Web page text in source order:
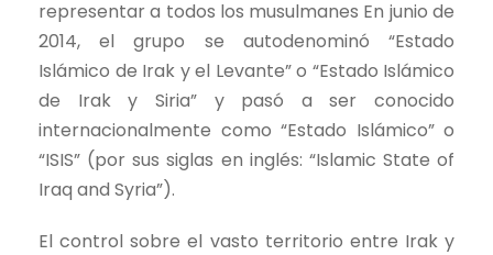
representar a todos los musulmanes En junio de
2014, el grupo se autodenominó “Estado
Islámico de Irak y el Levante” o “Estado Islámico
de Irak y Siria” y pasó a ser conocido
internacionalmente como “Estado Islámico” o
“ISIS” (por sus siglas en inglés: “Islamic State of
Iraq and Syria”).
El control sobre el vasto territorio entre Irak y